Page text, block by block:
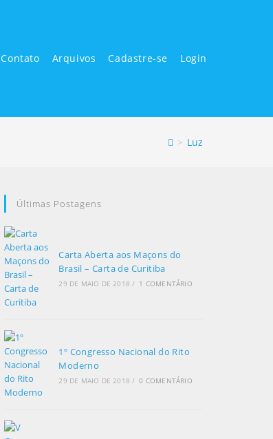
Contato Arquivos Cadastre-se Login
> Luz
Últimas Postagens
Carta Aberta aos Maçons do
Brasil – Carta de Curitiba
29 DE MAIO DE 2018 / 1 COMENTÁRIO
1º Congresso Nacional do Rito
Moderno
29 DE MAIO DE 2018 / 0 COMENTÁRIO